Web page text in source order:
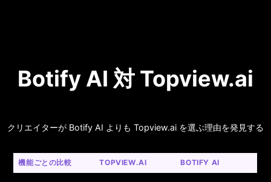
Botify AI 対 Topview.ai
クリエイターが Botify AI よりも Topview.ai を選ぶ理由を発見する
機能ごとの比較 TOPVIEW.AI BOTIFY AI